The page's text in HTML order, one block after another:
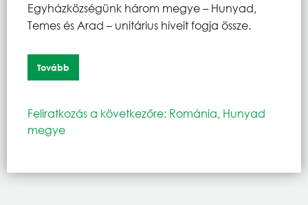
Egyházközségünk három megye – Hunyad,
Temes és Arad – unitárius híveit fogja össze.
Tovább
Feliratkozás a következőre: Románia, Hunyad
megye